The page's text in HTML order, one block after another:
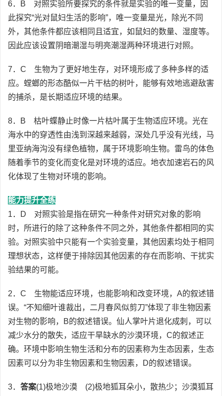
6．B 对照实验所要探究的条件就是实验的唯一变量，因
此探究“光对鼠妇生活的影响”，唯一变量是光，除光不同
外，其他条件都应该相同且适宜，如鼠妇的数量、湿度等。
因此应该设置阴暗潮湿与明亮潮湿两种环境进行对照。
7．C 生物为了更好地生存，对环境形成了多种多样的适
应。螳螂的形态酷似一片干枯的树叶，能够有效地逃避敌害
的捕杀，是长期适应环境的结果。
8．B 枯叶蝶静止时像一片枯叶属于生物适应环境。光在
海水中的穿透性由浅到深越来越弱，深处几乎没有光线，马
里亚纳海沟没有绿色植物，属于环境影响生物。雷鸟的体色
随着季节的变化而变化是对环境的适应。地衣加速岩石的风
化体现了生物对环境的影响。
能力提升全练
1．D 对照实验是指在研究一种条件对研究对象的影响
时，所进行的除了这种条件不同之外，其他条件都相同的实
验。对照实验中只能有一个实验变量，其他因素均处于相同
理想状态，这样便于排除因其他因素的存在而影响、干扰实
验结果的可能。
2．C 生物能适应环境，也能影响和改变环境，A的叙述错
误。“不知细叶谁裁出，二月春风似剪刀”体现了非生物因素
对生物的影响，B的叙述错误。仙人掌叶片退化成刺，可以
减少水分的散失，适应干旱缺水的沙漠环境，C的叙述正
确。环境中影响生物生活和分布的因素称为生态因素，生态
因素可以分为非生物因素和生物因素，D的叙述错误。
3． 答案(1)极地沙漠 (2)极地狐耳朵小，散热少；沙漠狐耳